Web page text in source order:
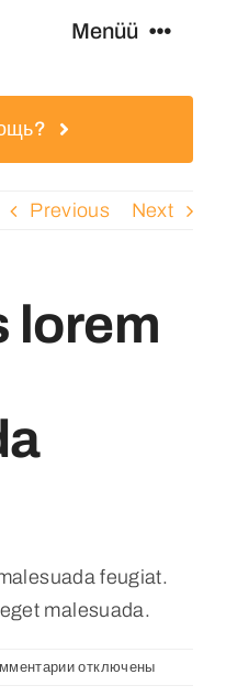
Menüü
Previous Next
lorem
feugiat.
malesuada.
котключены